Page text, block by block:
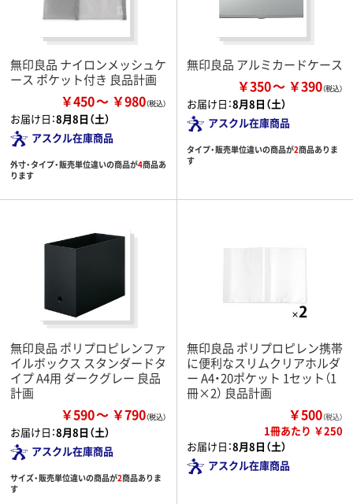
無印良品 ナイロンメッシュケ
ース ポケット付き 良品計画
￥450 ￥980
お届け日：8月8日（土）
アスクル在庫商品
外寸・タイプ・販売単位違いの商品が4商品あ
ります
無印良品 アルミカードケース
￥350 ￥390
お届け日：8月8日（土）
アスクル在庫商品
タイプ・販売単位違いの商品が2商品ありま
す
無印良品 ポリプロピレンファ
イルボックス スタンダードタ
イプ A4用 ダークグレー 良品
計画
￥590 ￥790
お届け日：8月8日（土）
アスクル在庫商品
サイズ・販売単位違いの商品が2商品ありま
す
無印良品 ポリプロピレン携帯
に便利なスリムクリアホルダ
ー A4・20ポケット 1セット（1
冊×2） 良品計画
￥500（税込）
1冊あたり ￥250
お届け日：8月8日（土）
アスクル在庫商品